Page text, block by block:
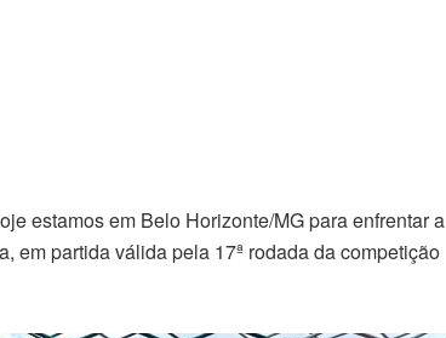
estamos em Belo Horizonte/MG para enfrentar a
em partida válida pela 17ª rodada da competição